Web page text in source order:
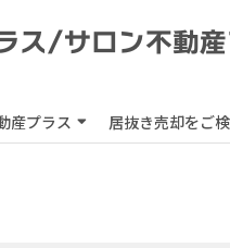
産プラス 居抜き売却をご